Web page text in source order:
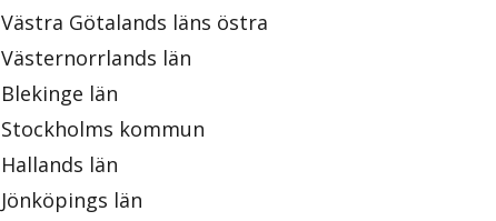
Västra Götalands läns östra
Västernorrlands län
Blekinge län
Stockholms kommun
Hallands län
Jönköpings län